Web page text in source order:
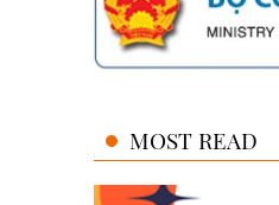
MOST READ